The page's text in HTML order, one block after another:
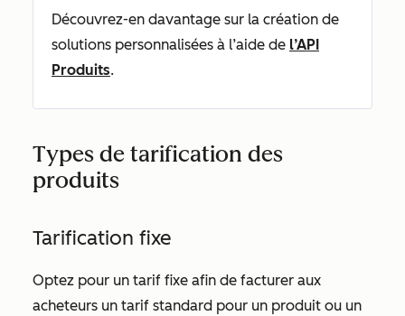
Découvrez-en davantage sur la création de
solutions personnalisées à l’aide de l’API
Produits.
Types de tarification des
produits
Tarification fixe
Optez pour un tarif fixe afin de facturer aux
acheteurs un tarif standard pour un produit ou un